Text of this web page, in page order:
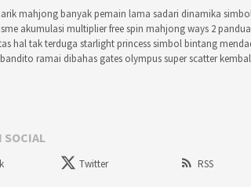
mahjong banyak pemain lama sadari dinamika
akumulasi multiplier free spin mahjong ways 2
hal tak terduga starlight princess simbol bintang
ramai dibahas gates olympus super scatter
SOCIAL
Twitter RSS